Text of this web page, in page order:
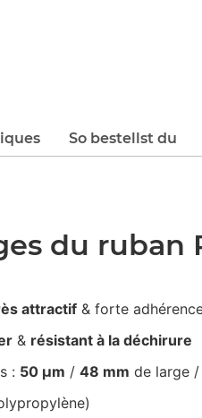
So bestellst du
du ruban
attractif & forte
& résistant à la déchirure
: 50 µm / 48 mm de large /